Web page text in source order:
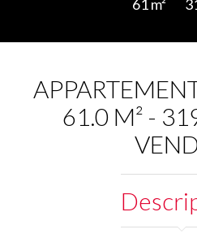
61 m²
61.0 M² -